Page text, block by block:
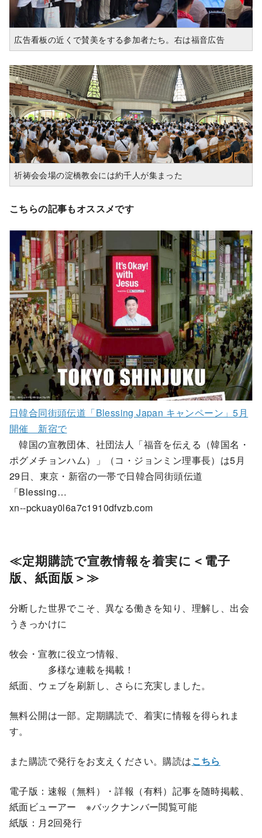
広告看板の近くで賛美をする参加者たち。右は福音広告
祈祷会会場の淀橋教会には約千人が集まった
こちらの記事もオススメです
日韓合同街頭伝道「Blessing Japan キャンペーン」5月
開催 新宿で
韓国の宣教団体、社団法人「福音を伝える（韓国名・
ポグメチョンハム）」（コ・ジョンミン理事長）は5月
29日、東京・新宿の一帯で日韓合同街頭伝道
「Blessing…
xn--pckuay0l6a7c1910dfvzb.com
≪定期購読で宣教情報を着実に＜電子
版、紙面版＞≫
分断した世界でこそ、異なる働きを知り、理解し、出会
うきっかけに
牧会・宣教に役立つ情報、
多様な連載を掲載！
紙面、ウェブを刷新し、さらに充実しました。
無料公開は一部。定期購読で、着実に情報を得られま
す。
また購読で発行をお支えください。購読はこちら
電子版：速報（無料）・詳報（有料）記事を随時掲載、
紙面ビューアー ※バックナンバー閲覧可能
紙版：月2回発行